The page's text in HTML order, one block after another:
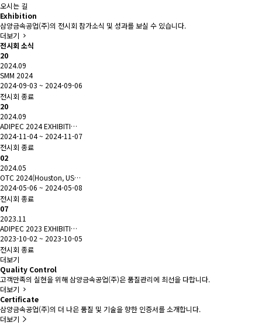
오시는 길
Exhibition
삼양금속공업(주)의 전시회 참가소식 및 성과를 보실 수 있습니다.
더보기
전시회 소식
20
2024.09
SMM 2024
2024-09-03 ~ 2024-09-06
전시회 종료
20
2024.09
ADIPEC 2024 EXHIBITI…
2024-11-04 ~ 2024-11-07
전시회 종료
02
2024.05
OTC 2024(Houston, US…
2024-05-06 ~ 2024-05-08
전시회 종료
07
2023.11
ADIPEC 2023 EXHIBITI…
2023-10-02 ~ 2023-10-05
전시회 종료
더보기
Quality Control
고객만족의 실현을 위해 삼양금속공업(주)은 품질관리에 최선을 다합니다.
더보기
Certificate
삼양금속공업(주)의 더 나은 품질 및 기술을 향한 인증서를 소개합니다.
더보기